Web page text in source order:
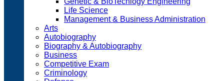
Life Science
Management & Business Administration
Arts
Autobiography
Biography & Autobiography
Business
Competitive Exam
Criminology